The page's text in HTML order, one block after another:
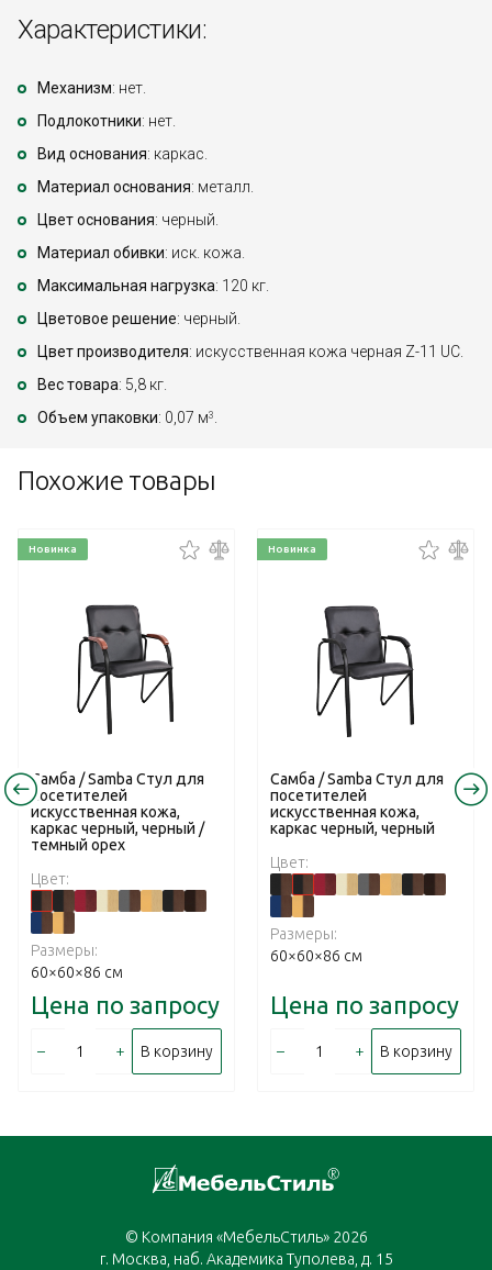
Характеристики:
Механизм: нет.
Подлокотники: нет.
Вид основания: каркас.
Материал основания: металл.
Цвет основания: черный.
Материал обивки: иск. кожа.
Максимальная нагрузка: 120 кг.
Цветовое решение: черный.
Цвет производителя: искусственная кожа черная Z-11 UC.
Вес товара: 5,8 кг.
Объем упаковки: 0,07 м3
Похожие товары
Новинка
Самба / Samba Стул для
посетителей
искусственная кожа,
каркас черный, черный /
темный орех
Цвет:
Размеры:
60×60×86 см
Цена по запросу
– + В корзину
Новинка
Самба / Samba Стул для
посетителей
искусственная кожа,
каркас черный, черный
Цвет:
Размеры:
60×60×86 см
Цена по запросу
– + В корзину
© Компания «МебельСтиль» 2026
г. Москва, наб. Академика Туполева, д. 15